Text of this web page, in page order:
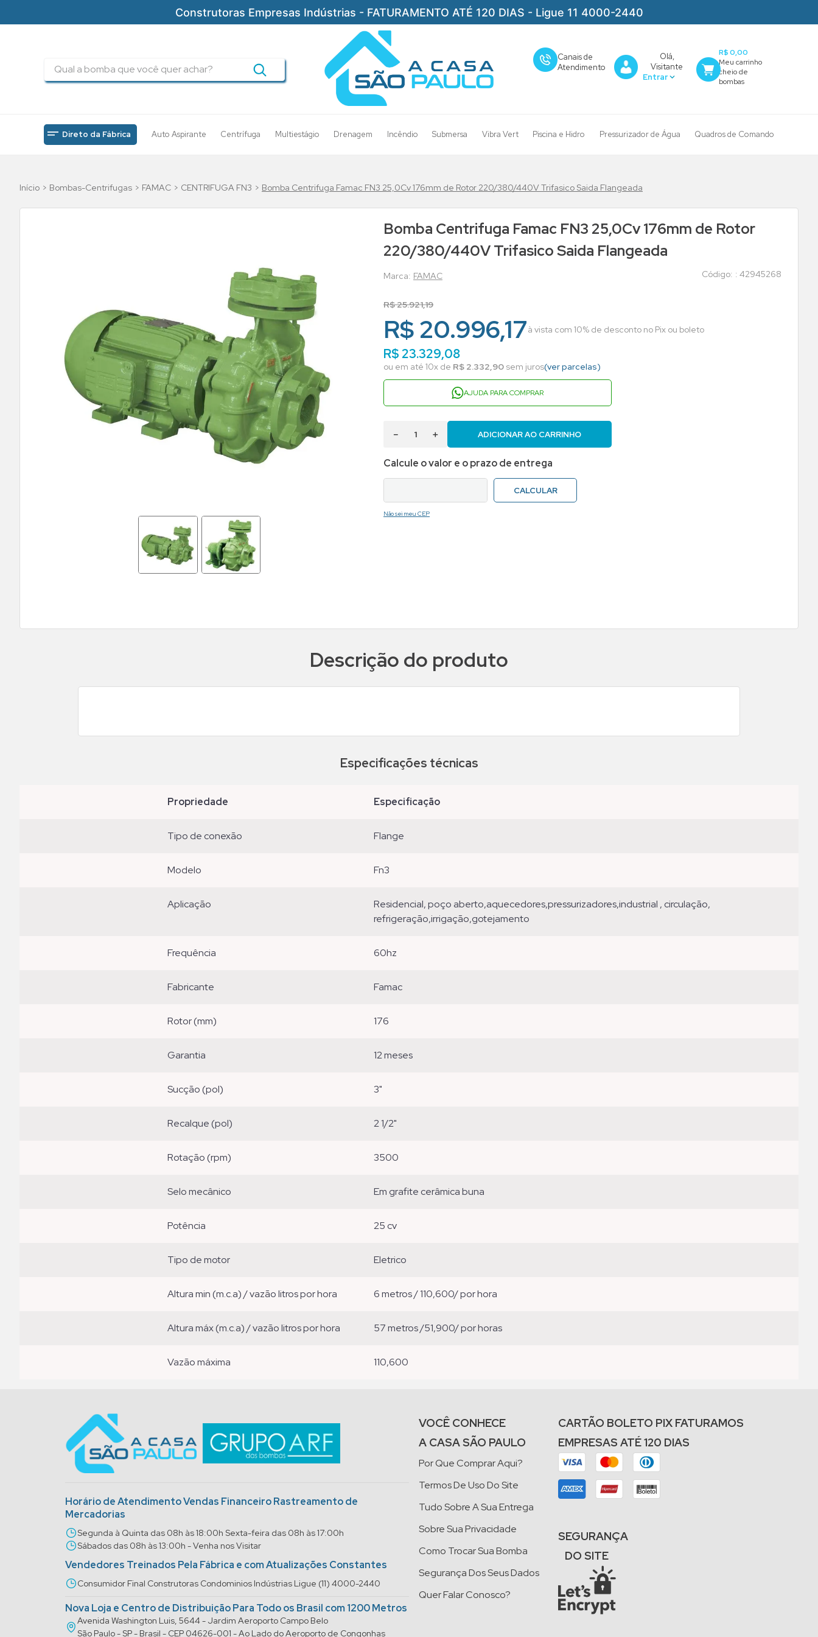
Construtoras Empresas Indústrias - FATURAMENTO ATÉ 120 DIAS - Ligue 11 4000-2440
Canais de
Atendimento
Olá,
Visitante
R$ 0,00
Direto da Fábrica Auto Aspirante Centrífuga Multiestágio Drenagem Incêndio Submersa Vibra Vert Piscina e Hidro Pressurizador de Água Quadros de Comando
Bombas-Centrifugas FAMAC CENTRIFUGA FN3 Bomba Centrifuga Famac FN3 25,0Cv 176mm de Rotor 220/380/440V Trifasico Saida Flangeada
Bomba Centrifuga Famac FN3 25,0Cv 176mm de Rotor
220/380/440V Trifasico Saida Flangeada
FAMAC : 42945268
R$25.921,19
R$ 20.996,17à vista com 10% de desconto no Pix ou boleto
R$23.329,08
ou em até 10x de R$ 2.332,90 sem juros(ver parcelas)
AJUDA PARA COMPRAR
＋
－ ADICIONAR AO CARRINHO
Não sei meu CEP
Descrição do produto
Especificações técnicas
propriedade especificação
tipo de conexão flange
modelo fn3
aplicação
residencial, poço aberto,aquecedores,pressurizadores,industrial , circulação,
refrigeração,irrigação,gotejamento
frequência 60hz
fabricante famac
rotor (mm) 176
garantia 12 meses
sucção (pol) 3"
recalque (pol) 2 1/2"
rotação (rpm) 3500
selo mecânico em grafite cerâmica buna
potência 25 cv
tipo de motor eletrico
altura min (m.c.a) / vazão litros por hora 6 metros / 110,600/ por hora
altura máx (m.c.a) / vazão litros por hora 57 metros /51,900/ por horas
vazão máxima 110,600
Horário de Atendimento Vendas Financeiro Rastreamento de
Mercadorias
Segunda à Quinta das 08h às 18:00h Sexta-feira das 08h às 17:00h
Sábados das 08h às 13:00h - Venha nos Visitar
Vendedores Treinados Pela Fábrica e com Atualizações Constantes
Consumidor Final Construtoras Condominios Indústrias Ligue (11) 4000-2440
Nova Loja e Centro de Distribuição Para Todo os Brasil com 1200 Metros
Avenida Washington Luis, 5644 - Jardim Aeroporto Campo Belo
São Paulo - SP - Brasil - CEP 04626-001 - Ao Lado do Aeroporto de Congonhas
VOCÊ CONHECE
A CASA SÃO PAULO
Por Que Comprar Aqui?
Termos De Uso Do Site
Tudo Sobre A Sua Entrega
Sobre Sua Privacidade
Como Trocar Sua Bomba
Segurança Dos Seus Dados
Quer Falar Conosco?
CARTÃO BOLETO PIX FATURAMOS
EMPRESAS ATÉ 120 DIAS
SEGURANÇA
DO SITE
drenagem